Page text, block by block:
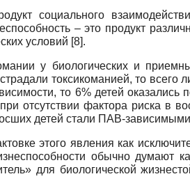
социального
– это продукт
условий [8].
у биологических и
токсикоманией, то
то 6% детей оказались
отсутствии фактора риска в
детей стали ПАВ-
этого явления как
обычно думают
для биологической